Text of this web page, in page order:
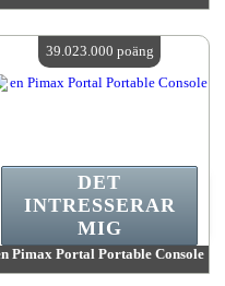
Antal tillgängliga:4
Pimax Portal Portable Console
DET
INTRESSERAR
MIG
39.023.000 poäng